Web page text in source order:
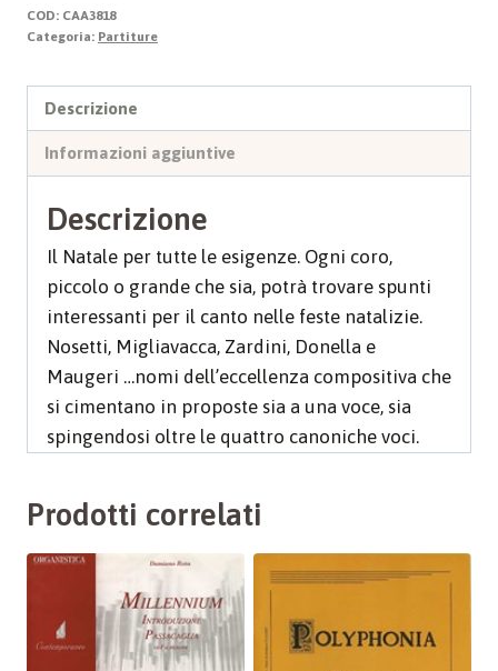
fatto
uomo
COD: CAA3818
Categoria: Partiture
Descrizione
Informazioni aggiuntive
Descrizione
Il Natale per tutte le esigenze. Ogni coro,
piccolo o grande che sia, potrà trovare spunti
interessanti per il canto nelle feste natalizie.
Nosetti, Migliavacca, Zardini, Donella e
Maugeri …nomi dell’eccellenza compositiva che
si cimentano in proposte sia a una voce, sia
spingendosi oltre le quattro canoniche voci.
Prodotti correlati